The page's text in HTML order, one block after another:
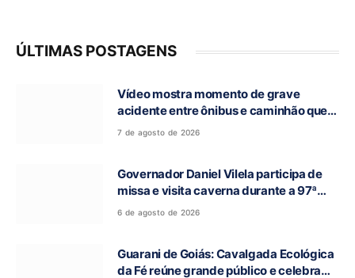
ÚLTIMAS POSTAGENS
Vídeo mostra momento de grave
acidente entre ônibus e caminhão que
deixou cinco mortos na GO-010, em
7 de agosto de 2026
Governador Daniel Vilela participa de
missa e visita caverna durante a 97ª
Romaria do Bom Jesus da Lapa de Terra
6 de agosto de 2026
Guarani de Goiás: Cavalgada Ecológica
da Fé reúne grande público e celebra